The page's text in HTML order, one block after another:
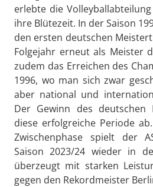
erlebte die
ihre Blütezeit. In der Saison
den ersten deutschen
Folgejahr erneut als Meister
zudem das Erreichen des
1996, wo man sich zwar
aber national und
Der Gewinn des deutschen
diese erfolgreiche Periode
Zwischenphase spielt der
Saison 2023/24 wieder in
überzeugt mit starken
gegen den Rekordmeister